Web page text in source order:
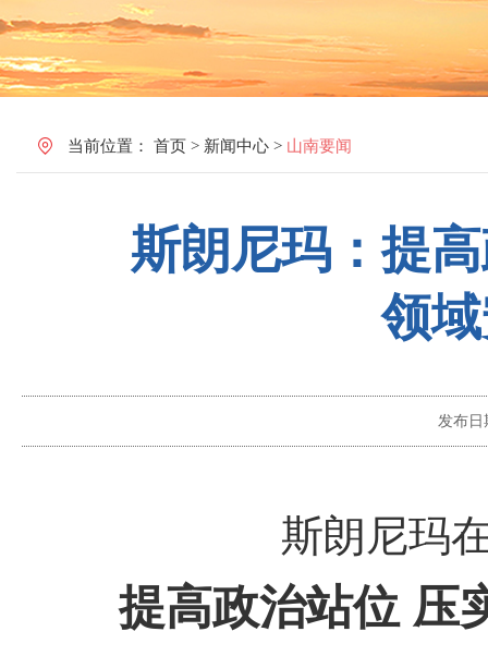
当前位置： 首页 > 新闻中心 > 山南要闻
斯朗尼玛：提
领
发布日
斯朗尼玛
提高政治站位 压